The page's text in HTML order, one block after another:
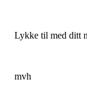
Lykke til med ditt
mvh